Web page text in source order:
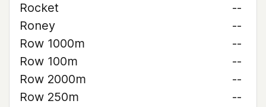
Rocket
--
Roney
--
Row 1000m
--
Row 100m
--
Row 2000m
--
Row 250m
--